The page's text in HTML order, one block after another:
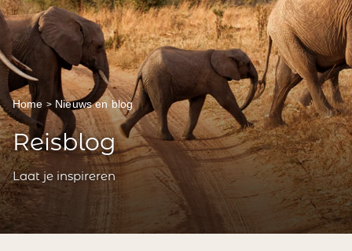
Home Nieuws en blog
Reisblog
Laat je inspireren